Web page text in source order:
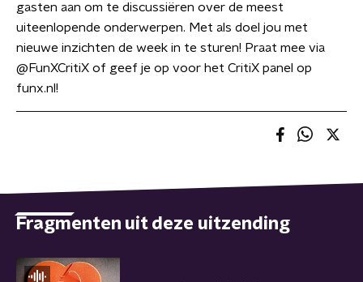
gasten aan om te discussiëren over de meest
uiteenlopende onderwerpen. Met als doel jou met
nieuwe inzichten de week in te sturen! Praat mee via
@FunXCritiX of geef je op voor het CritiX panel op
funx.nl!
Fragmenten uit deze uitzending